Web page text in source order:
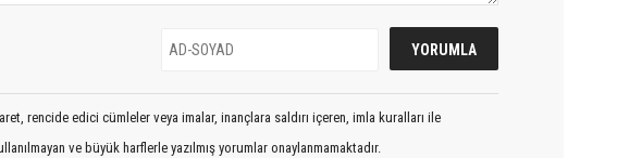
rencide edici cümleler veya imalar, inançlara saldırı içeren, imla kuralları ile
ve büyük harflerle yazılmış yorumlar onaylanmamaktadır.